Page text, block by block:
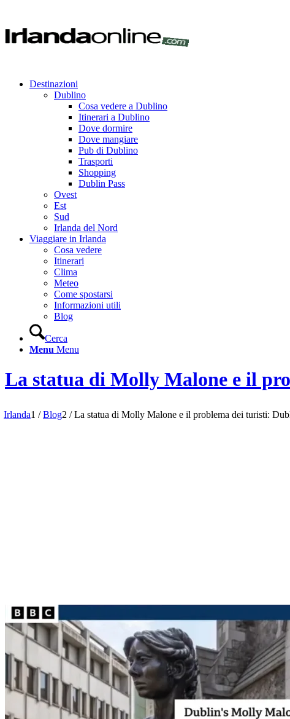
Destinazioni
Dublino
Cosa vedere a Dublino
Itinerari a Dublino
Dove dormire
Dove mangiare
Pub di Dublino
Trasporti
Shopping
Dublin Pass
Ovest
Est
Sud
Irlanda del Nord
Viaggiare in Irlanda
Cosa vedere
Itinerari
Clima
Meteo
Come spostarsi
Informazioni utili
Blog
Cerca
Menu Menu
La statua di Molly Malone e il
Irlanda1 / Blog2 / La statua di Molly Malone e il problema dei turisti: